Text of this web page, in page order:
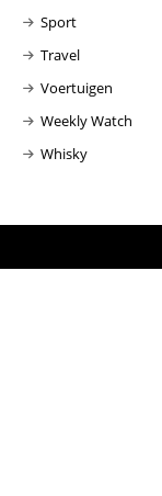
Sport
Travel
Voertuigen
Weekly Watch
Whisky